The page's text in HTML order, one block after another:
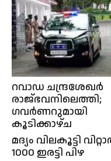
റവാഡ ചന്ദ്രശേഖര്‍
രാജ്ഭവനിലെത്തി;
ഗവര്‍ണറുമായി
കൂടിക്കാഴ്ച
മദ്യം വിലകൂട്ടി
1000 ഇരട്ടി പിഴ